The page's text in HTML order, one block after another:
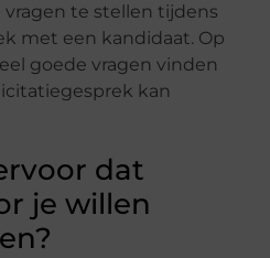
te stellen tijdens
met een kandidaat. Op
goede vragen vinden
kan
dat
je willen